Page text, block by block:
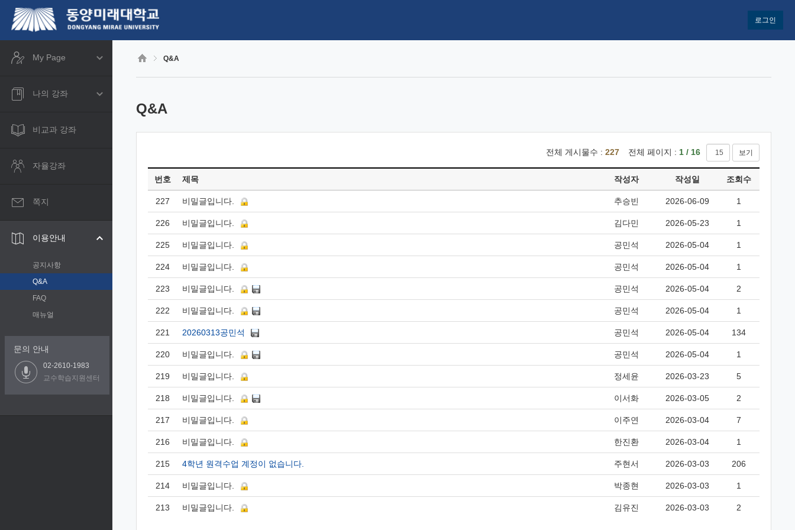
텐
CyberCampus
로그인
My Page
나의 강좌
비교과 강좌
자율강좌
쪽지
이용안내
공지사항
Q&A
FAQ
매뉴얼
문의 안내
02-2610-1983
교수학습지원센터
Q&A
Q&A
전체 게시물수 : 227 전체 페이지 : 1 / 16 보기
번호 제목 작성자 작성일 조회수
227 비밀글입니다. 추승빈 2026-06-09 1
226 비밀글입니다. 김다민 2026-05-23 1
225 비밀글입니다. 공민석 2026-05-04 1
224 비밀글입니다. 공민석 2026-05-04 1
223 비밀글입니다. 공민석 2026-05-04 2
222 비밀글입니다. 공민석 2026-05-04 1
221 20260313공민석 공민석 2026-05-04 134
220 비밀글입니다. 공민석 2026-05-04 1
219 비밀글입니다. 정세윤 2026-03-23 5
218 비밀글입니다. 이서화 2026-03-05 2
217 비밀글입니다. 이주연 2026-03-04 7
216 비밀글입니다. 한진환 2026-03-04 1
215 4학년 원격수업 계정이 없습니다. 주현서 2026-03-03 206
214 비밀글입니다. 박종현 2026-03-03 1
213 비밀글입니다. 김유진 2026-03-03 2